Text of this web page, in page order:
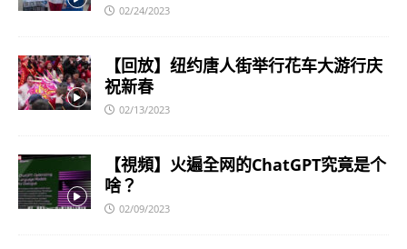
02/24/2023
【回放】纽约唐人街举行花车大游行庆
祝新春
02/13/2023
【視頻】火遍全网的ChatGPT究竟是个
啥？
02/09/2023